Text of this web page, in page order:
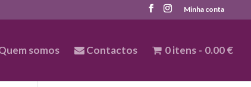
Minha conta
somos Contactos 0 itens 0.00 €